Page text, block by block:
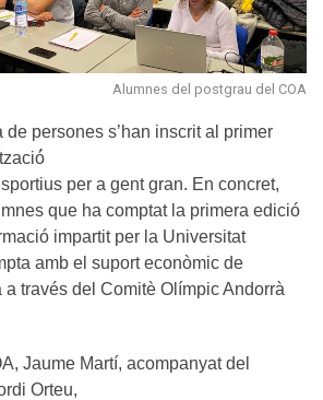
Alumnes del postgrau del COA
de persones s’han inscrit al primer
per a gent gran. En concret,
que ha comptat la primera edició
impartit per la Universitat
amb el suport econòmic de
través del Comitè Olímpic Andorrà
Jaume Martí, acompanyat del
Orteu,